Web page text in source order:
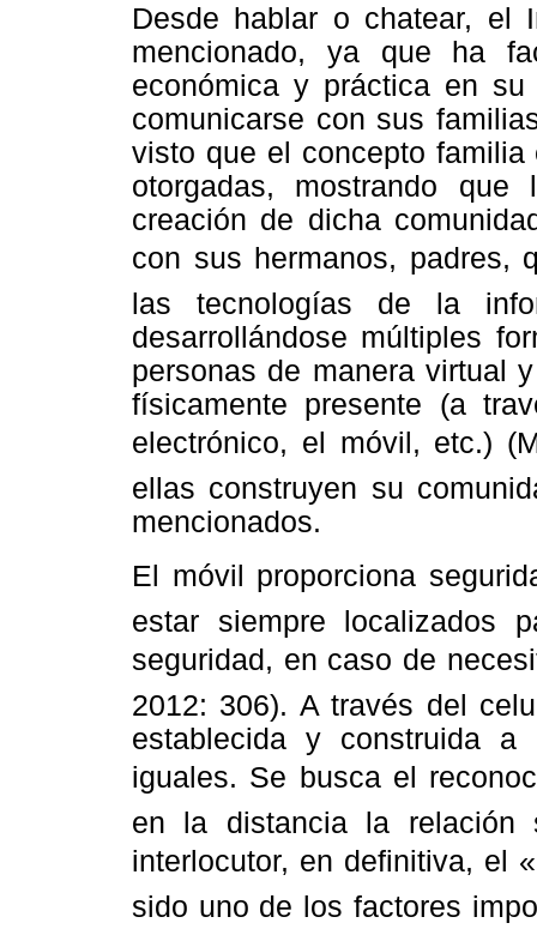
Desde hablar o chatear, el
mencionado, ya que ha
económica y práctica en
comunicarse con sus
visto que el concepto
otorgadas, mostrando
creación de dicha
con sus hermanos, padres,
las tecnologías de la
desarrollándose múltiples
personas de manera virtual
físicamente presente (a
electrónico, el móvil, etc.)
ellas construyen su
mencionados.
El móvil proporciona
estar siempre localizados
seguridad, en caso de
2012: 306). A través del
establecida y construida
iguales. Se busca el
en la distancia la
interlocutor, en definitiva, el
sido uno de los factores